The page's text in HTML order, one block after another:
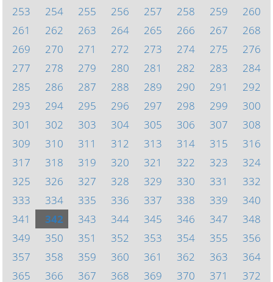
253
254 255 256 257 258 259
260
261
262 263 264 265 266 267
268
269
270 271 272 273 274 275
276
277
278 279 280 281 282 283
284
285
286 287 288 289 290 291
292
293
294 295 296 297 298 299
300
301
302 303 304 305 306 307
308
309
310 311 312 313 314 315
316
317
318 319 320 321 322 323
324
325
326 327 328 329 330 331
332
333
334 335 336 337 338 339
340
341
342 343 344 345 346 347
348
349
350 351 352 353 354 355
356
357
358 359 360 361 362 363
364
365
366 367 368 369 370 371 372